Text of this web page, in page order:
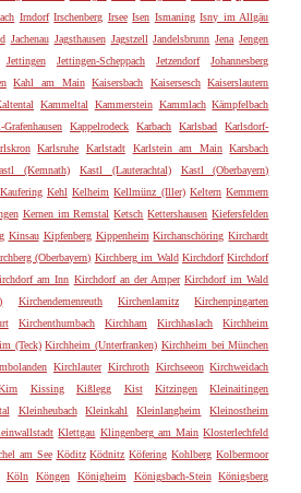
Irndorf Irschenberg Irsee Isen Ismaning Isny im Allgäu
Jachenau Jagsthausen Jagstzell Jandelsbrunn Jena Jengen
Jettingen Jettingen-Scheppach Jetzendorf
Johannesberg
Kahl am Main Kaisersbach Kaisersesch
Kaiserslautern
Kammeltal Kammerstein Kammlach Kämpfelbach
Grafenhausen Kappelrodeck Karbach Karlsbad
Karlsdorf-
Karlsruhe Karlstadt Karlstein am Main
Karsbach
(Kemnath) Kastl (Lauterachtal)
Kastl (Oberbayern)
Kaufering Kehl Kelheim Kellmünz (Iller) Keltern Kemmern
Kernen im Remstal Ketsch Kettershausen Kiefersfelden
Kinsau Kipfenberg Kippenheim Kirchanschöring Kirchardt
(Oberbayern) Kirchberg im Wald Kirchdorf Kirchdorf
am Inn Kirchdorf an der Amper Kirchdorf im Wald
Kirchendemenreuth Kirchenlamitz
Kirchenpingarten
Kirchenthumbach Kirchham Kirchhaslach
Kirchheim
(Teck) Kirchheim (Unterfranken) Kirchheim bei München
Kirchlauter Kirchroth Kirchseeon Kirchweidach
Kissing Kißlegg Kist Kitzingen
Kleinaitingen
Kleinheubach Kleinkahl Kleinlangheim
Kleinostheim
Klettgau Klingenberg am Main Klosterlechfeld
am See Köditz Ködnitz Köfering Kohlberg Kolbermoor
Köln Köngen Königheim Königsbach-Stein
Königsberg